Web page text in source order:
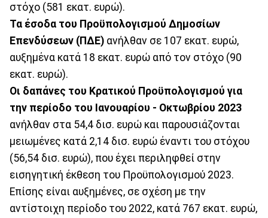
στόχο (581 εκατ. ευρώ).
Τα έσοδα του Προϋπολογισμού Δημοσίων
Επενδύσεων (ΠΔΕ) ανήλθαν σε 107 εκατ. ευρώ,
αυξημένα κατά 18 εκατ. ευρώ από τον στόχο (90
εκατ. ευρώ).
Οι δαπάνες του Κρατικού Προϋπολογισμού για
την περίοδο του Ιανουαρίου - Οκτωβρίου 2023
ανήλθαν στα 54,4 δισ. ευρώ και παρουσιάζονται
μειωμένες κατά 2,14 δισ. ευρώ έναντι του στόχου
(56,54 δισ. ευρώ), που έχει περιληφθεί στην
εισηγητική έκθεση του Προϋπολογισμού 2023.
Επίσης είναι αυξημένες, σε σχέση με την
αντίστοιχη περίοδο του 2022, κατά 767 εκατ. ευρώ,